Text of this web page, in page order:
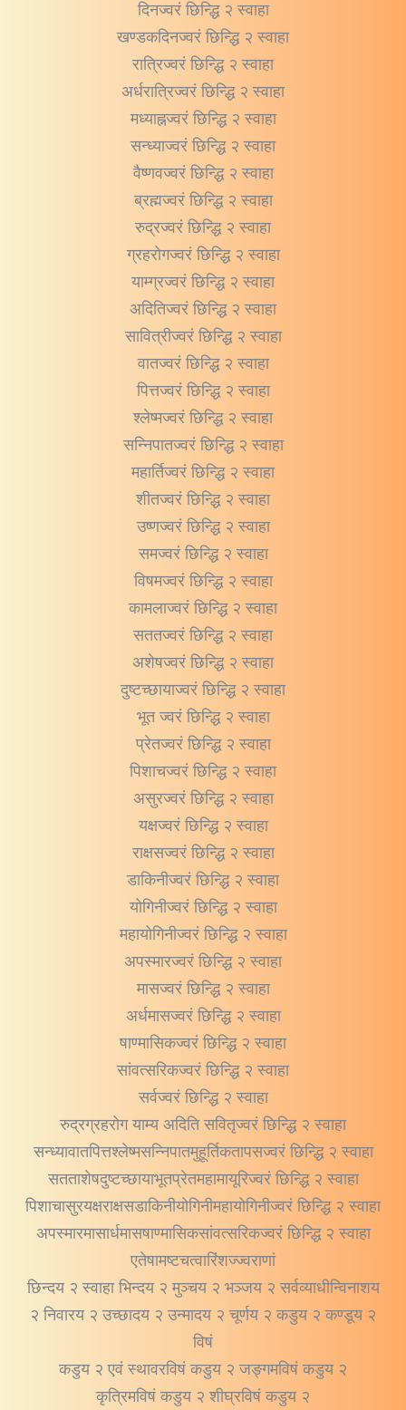
दिनज्वरं छिन्द्धि २ स्वाहा
खण्डकदिनज्वरं छिन्द्धि २ स्वाहा
रात्रिज्वरं छिन्द्धि २ स्वाहा
अर्धरात्रिज्वरं छिन्द्धि २ स्वाहा
मध्याह्नज्वरं छिन्द्धि २ स्वाहा
सन्ध्याज्वरं छिन्द्धि २ स्वाहा
वैष्णवज्वरं छिन्द्धि २ स्वाहा
ब्रह्मज्वरं छिन्द्धि २ स्वाहा
रुद्रज्वरं छिन्द्धि २ स्वाहा
ग्रहरोगज्वरं छिन्द्धि २ स्वाहा
याम्ग्रज्वरं छिन्द्धि २ स्वाहा
अदितिज्वरं छिन्द्धि २ स्वाहा
सावित्रीज्वरं छिन्द्धि २ स्वाहा
वातज्वरं छिन्द्धि २ स्वाहा
पित्तज्वरं छिन्द्धि २ स्वाहा
श्लेष्मज्वरं छिन्द्धि २ स्वाहा
सन्निपातज्वरं छिन्द्धि २ स्वाहा
महार्तिज्वरं छिन्द्धि २ स्वाहा
शीतज्वरं छिन्द्धि २ स्वाहा
उष्णज्वरं छिन्द्धि २ स्वाहा
समज्वरं छिन्द्धि २ स्वाहा
विषमज्वरं छिन्द्धि २ स्वाहा
कामलाज्वरं छिन्द्धि २ स्वाहा
सततज्वरं छिन्द्धि २ स्वाहा
अशेषज्वरं छिन्द्धि २ स्वाहा
दुष्टच्छायाज्वरं छिन्द्धि २ स्वाहा
भूत ज्वरं छिन्द्धि २ स्वाहा
प्रेतज्वरं छिन्द्धि २ स्वाहा
पिशाचज्वरं छिन्द्धि २ स्वाहा
असुरज्वरं छिन्द्धि २ स्वाहा
यक्षज्वरं छिन्द्धि २ स्वाहा
राक्षसज्वरं छिन्द्धि २ स्वाहा
डाकिनीज्वरं छिन्द्धि २ स्वाहा
योगिनीज्वरं छिन्द्धि २ स्वाहा
महायोगिनीज्वरं छिन्द्धि २ स्वाहा
अपस्मारज्वरं छिन्द्धि २ स्वाहा
मासज्वरं छिन्द्धि २ स्वाहा
अर्धमासज्वरं छिन्द्धि २ स्वाहा
षाण्मासिकज्वरं छिन्द्धि २ स्वाहा
सांवत्सरिकज्वरं छिन्द्धि २ स्वाहा
सर्वज्वरं छिन्द्धि २ स्वाहा
रुद्रग्रहरोग याम्य अदिति सवितृज्वरं छिन्द्धि २ स्वाहा
सन्ध्यावातपित्तश्लेष्मसन्निपातमुहूर्तिकतापसज्वरं छिन्द्धि २ स्वाहा
सतताशेषदुष्टच्छायाभूतप्रेतमहामायूरिज्वरं छिन्द्धि २ स्वाहा
पिशाचासुरयक्षराक्षसडाकिनीयोगिनीमहायोगिनीज्वरं छिन्द्धि २ स्वाहा
अपस्मारमासार्धमासषाण्मासिकसांवत्सरिकज्वरं छिन्द्धि २ स्वाहा
एतेषामष्टचत्वारिंशज्ज्वराणां
छिन्दय २ स्वाहा भिन्दय २ मुञ्चय २ भञ्जय २ सर्वव्याधीन्विनाशय
२ निवारय २ उच्छादय २ उन्मादय २ चूर्णय २ कडुय २ कण्डूय २
विषं
कडुय २ एवं स्थावरविषं कडुय २ जङ्गमविषं कडुय २
कृत्रिमविषं कडुय २ शीघ्रविषं कडुय २